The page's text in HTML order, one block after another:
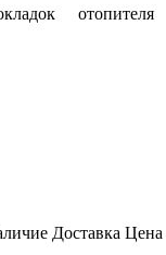
отопителя
Доставка Цена